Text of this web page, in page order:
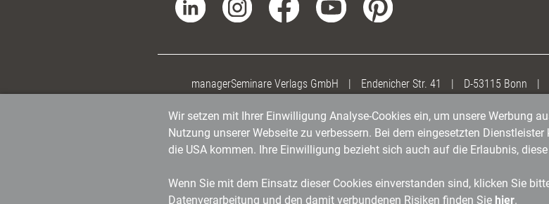
managerSeminare Verlags GmbH | Endenicher Str. 41 | D-53115 Bonn |
Wir setzen mit Ihrer Einwilligung Analyse-Cookies ein, um unsere Werbung
Nutzung unserer Webseite zu verbessern. Bei dem eingesetzten
die USA kommen. Ihre Einwilligung bezieht sich auch auf die Erlaubnis,
Wenn Sie mit dem Einsatz dieser Cookies einverstanden sind, klicken Sie
Datenverarbeitung und den damit verbundenen Risiken finden Sie hier.